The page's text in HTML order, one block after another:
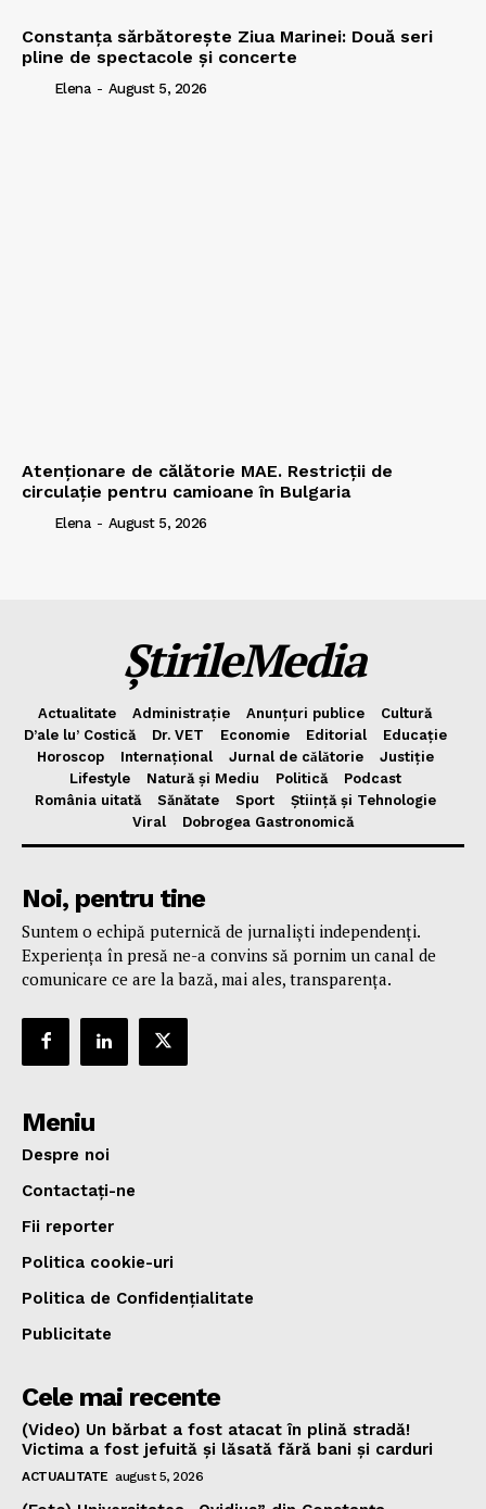
Constanța sărbătorește Ziua Marinei: Două seri
pline de spectacole și concerte
Elena - August 5, 2026
Atenționare de călătorie MAE. Restricții de
circulație pentru camioane în Bulgaria
Elena - August 5, 2026
ȘtirileMedia
Actualitate Administrație Anunțuri publice
Cultură
D’ale lu’ Costică
Dr. VET Economie Editorial
Educație
Horoscop
Internațional Jurnal de cǎlǎtorie
Justiție
Lifestyle
Natură și Mediu Politică
Podcast
România uitată
Sănătate Sport
Știință și Tehnologie
Viral
Dobrogea Gastronomică
Noi, pentru tine
Suntem o echipă puternică de jurnaliști independenți.
Experiența în presă ne-a convins să pornim un canal de
comunicare ce are la bază, mai ales, transparența.
Meniu
Despre noi
Contactați-ne
Fii reporter
Politica cookie-uri
Politica de Confidențialitate
Publicitate
Cele mai recente
(Video) Un bărbat a fost atacat în plină stradă!
Victima a fost jefuită și lăsată fără bani și carduri
ACTUALITATE august 5, 2026